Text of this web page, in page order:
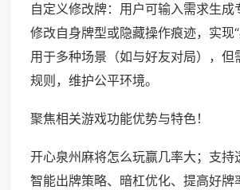
自定义修改牌：用户可输入需求生成
修改自身牌型或隐藏操作痕迹，实现
用于多种场景（如与好友对局），但
规则，维护公平环境。
聚焦相关游戏功能优势与特色！
开心泉州麻将怎么玩赢几率大；支持
智能出牌策略、暗杠优化、提高好牌